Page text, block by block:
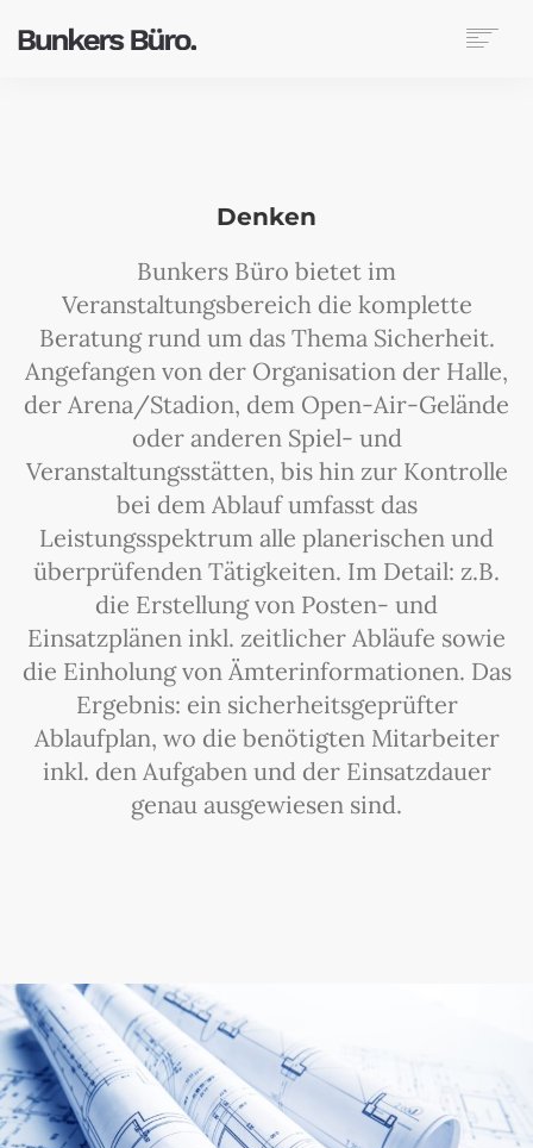
KONTAKT
Denken
Bunkers Büro bietet im
Veranstaltungsbereich die komplette
Beratung rund um das Thema Sicherheit.
Angefangen von der Organisation der Halle,
der Arena/Stadion, dem Open-Air-Gelände
oder anderen Spiel- und
Veranstaltungsstätten, bis hin zur Kontrolle
bei dem Ablauf umfasst das
Leistungsspektrum alle planerischen und
überprüfenden Tätigkeiten. Im Detail: z.B.
die Erstellung von Posten- und
Einsatzplänen inkl. zeitlicher Abläufe sowie
die Einholung von Ämterinformationen. Das
Ergebnis: ein sicherheitsgeprüfter
Ablaufplan, wo die benötigten Mitarbeiter
inkl. den Aufgaben und der Einsatzdauer
genau ausgewiesen sind.